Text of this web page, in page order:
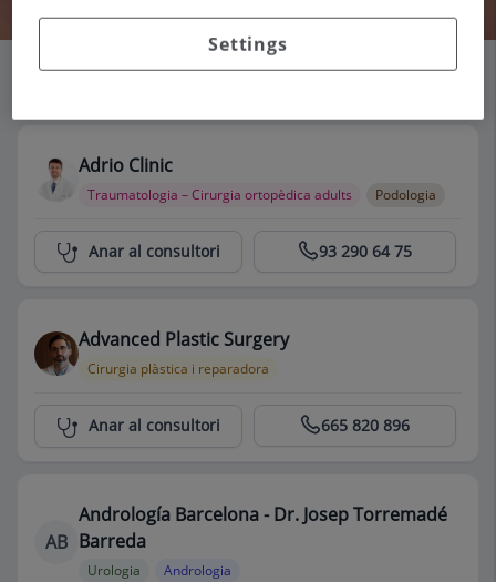
Adrio Clinic
Traumatologia – Cirurgia ortopèdica adults Podologia
Centro Médico Teknon 93 290 64 75
Anar al consultori
Advanced Plastic Surgery
Cirurgia plàstica i reparadora
Centro Médico Teknon 665 820 896
Anar al consultori
AB
Andrología Barcelona - Dr. Josep Torremadé
Barreda
Urologia Andrologia
Settings